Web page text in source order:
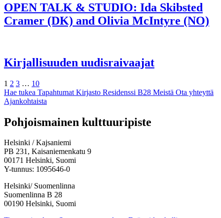
OPEN TALK & STUDIO: Ida Skibsted
Cramer (DK) and Olivia McIntyre (NO)
Kirjallisuuden uudisraivaajat
Sivu
1 Sivu
2 Sivu
3 … Sivu
10Seuraava
Hae tukea Tapahtumat Kirjasto Residenssi B28 Meistä Ota yhteyttä
Ajankohtaista
Facebook:
Avataan
välilehteen
Instagram:
Avataan
välilehteen
TikTok:
Avataan
välilehteen
Youtube:
Avataan
välilehteen
Vimeo:
Avataan
välilehteen
Pohjoismainen kulttuuripiste
Helsinki / Kajsaniemi
PB 231, Kaisaniemenkatu 9
00171 Helsinki, Suomi
Y-tunnus: 1095646-0
Helsinki/ Suomenlinna
Suomenlinna B 28
00190 Helsinki, Suomi